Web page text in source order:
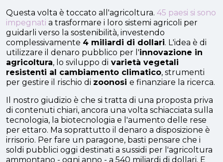
Questa volta è toccato all'agricoltura. 45 paesi si sono
impegnati a trasformare i loro sistemi agricoli per
guidarli verso la sostenibilità, investendo
complessivamente 4 miliardi di dollari. L'idea è di
utilizzare il denaro pubblico per l'innovazione in
agricoltura, lo sviluppo di varietà vegetali
resistenti al cambiamento climatico, strumenti
per gestire il rischio di zoonosi e finanziare la ricerca.
Il nostro giudizio è che si tratta di una proposta priva
di contenuti chiari, ancora una volta schiacciata sulla
tecnologia, la biotecnologia e l'aumento delle rese
per ettaro. Ma soprattutto il denaro a disposizione è
irrisorio. Per fare un paragone, basti pensare che i
soldi pubblici oggi destinati a sussidi per l'agricoltura
ammontano - ogni anno - a 540 miliardi di dollari. E